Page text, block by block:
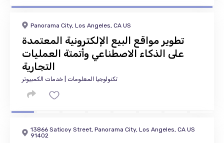
Panorama City, Los Angeles, CA US
تطوير مواقع البيع الإلكترونية المعتمدة
على الذكاء الاصطناعي وأتمتة العمليات
التجارية
تكنولوجيا المعلومات | خدمات الكمبيوتر
13866 Saticoy Street, Panorama City, Los Angeles, CA US
91402